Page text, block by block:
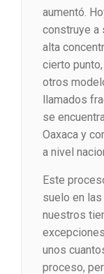
aumentó.
construye a
alta
cierto
otros
llamados
se
Oaxaca y
a nivel
Este
suelo en
nuestros
unos
proceso,